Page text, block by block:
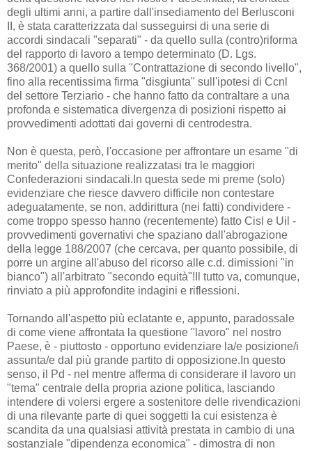
degli ultimi anni, a partire dall'insediamento del Berlusconi
II, è stata caratterizzata dal susseguirsi di una serie di
accordi sindacali "separati" - da quello sulla (contro)riforma
del rapporto di lavoro a tempo determinato (D. Lgs.
368/2001) a quello sulla "Contrattazione di secondo livello",
fino alla recentissima firma "disgiunta" sull'ipotesi di Ccnl
del settore Terziario - che hanno fatto da contraltare a una
profonda e sistematica divergenza di posizioni rispetto ai
provvedimenti adottati dai governi di centrodestra.
Non è questa, però, l'occasione per affrontare un esame "di
merito" della situazione realizzatasi tra le maggiori
Confederazioni sindacali.In questa sede mi preme (solo)
evidenziare che riesce davvero difficile non contestare
adeguatamente, se non, addirittura (nei fatti) condividere -
come troppo spesso hanno (recentemente) fatto Cisl e Uil -
provvedimenti governativi che spaziano dall'abrogazione
della legge 188/2007 (che cercava, per quanto possibile, di
porre un argine all'abuso del ricorso alle c.d. dimissioni "in
bianco") all'arbitrato "secondo equità"!Il tutto va, comunque,
rinviato a più approfondite indagini e riflessioni.
Tornando all'aspetto più eclatante e, appunto, paradossale
di come viene affrontata la questione "lavoro" nel nostro
Paese, è - piuttosto - opportuno evidenziare la/e posizione/i
assunta/e dal più grande partito di opposizione.In questo
senso, il Pd - nel mentre afferma di considerare il lavoro un
"tema" centrale della propria azione politica, lasciando
intendere di volersi ergere a sostenitore delle rivendicazioni
di una rilevante parte di quei soggetti la cui esistenza è
scandita da una qualsiasi attività prestata in cambio di una
sostanziale "dipendenza economica" - dimostra di non